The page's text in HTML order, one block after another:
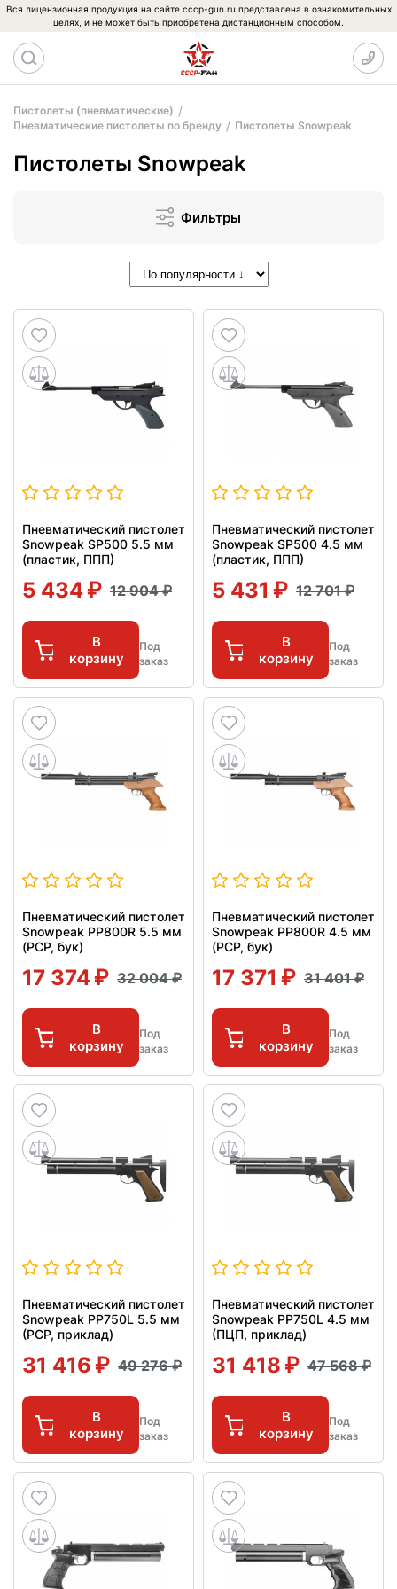
Вся лицензионная продукция на сайте cccp-gun.ru представлена в ознакомительных
целях, и не может быть приобретена дистанционным способом.
Пистолеты (пневматические)
Пневматические пистолеты по бренду
Пистолеты Snowpeak
Пистолеты Snowpeak
Фильтры
Пневматический пистолет
Snowpeak SP500 5.5 мм
(пластик, ППП)
5 434 12 904
В
корзину
Под
заказ
Пневматический пистолет
Snowpeak SP500 4.5 мм
(пластик, ППП)
5 431 12 701
В
корзину
Под
заказ
Пневматический пистолет
Snowpeak PP800R 5.5 мм
(PCP, бук)
17 374 32 004
В
корзину
Под
заказ
Пневматический пистолет
Snowpeak PP800R 4.5 мм
(PCP, бук)
17 371 31 401
В
корзину
Под
заказ
Пневматический пистолет
Snowpeak PP750L 5.5 мм
(РСР, приклад)
31 416 49 276
В
корзину
Под
заказ
Пневматический пистолет
Snowpeak PP750L 4.5 мм
(ПЦП, приклад)
31 418 47 568
В
корзину
Под
заказ